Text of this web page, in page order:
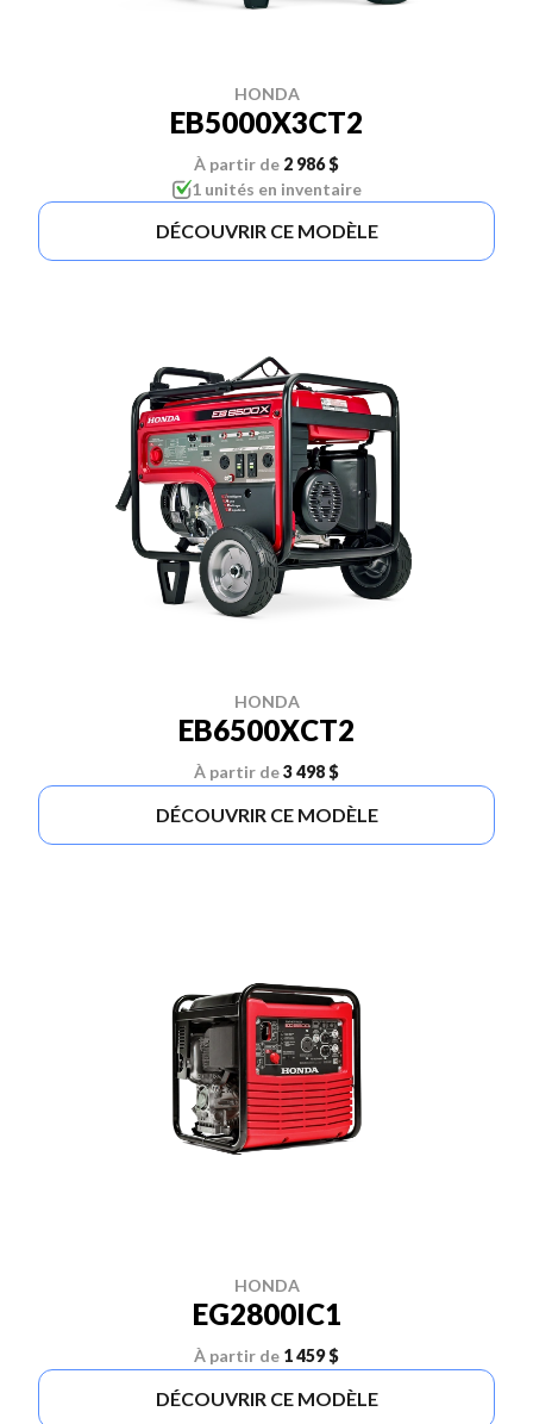
HONDA
EB5000X3CT2
À partir de 2 986 $
1 unités en inventaire
DÉCOUVRIR CE MODÈLE
HONDA
EB6500XCT2
À partir de3 498 $
DÉCOUVRIR CE MODÈLE
HONDA
EG2800IC1
À partir de 1 459 $
DÉCOUVRIR CE MODÈLE